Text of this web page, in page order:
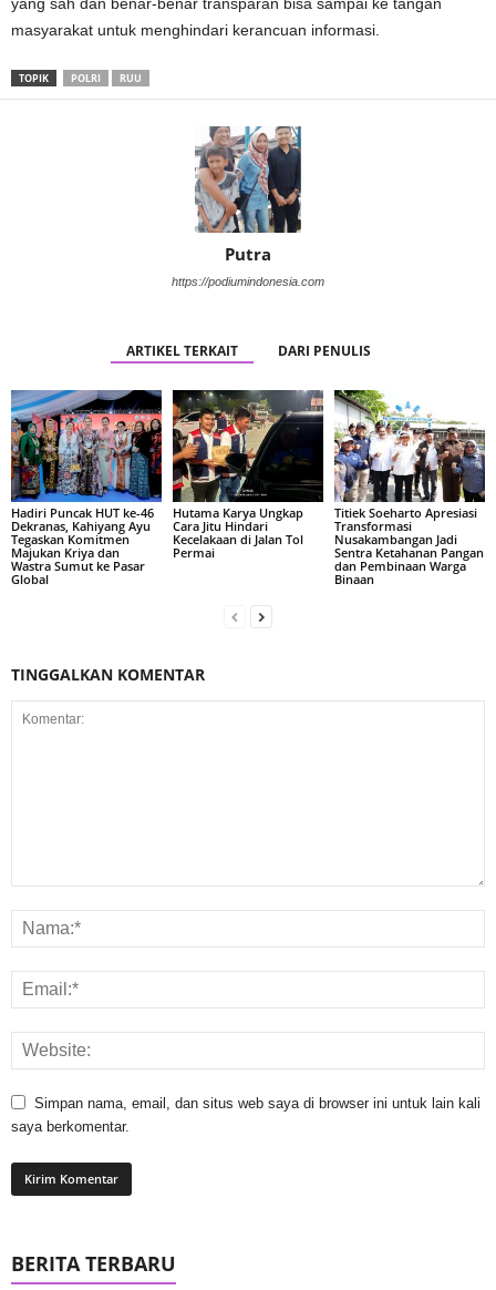
masyarakat untuk menghindari kerancuan informasi.
TOPIK POLRI RUU
Putra
https://podiumindonesia.com
ARTIKEL TERKAIT DARI PENULIS
Hadiri Puncak HUT ke-46
Dekranas, Kahiyang Ayu
Tegaskan Komitmen
Majukan Kriya dan
Wastra Sumut ke Pasar
Global
Hutama Karya Ungkap
Cara Jitu Hindari
Kecelakaan di Jalan Tol
Permai
Titiek Soeharto Apresiasi
Transformasi
Nusakambangan Jadi
Sentra Ketahanan Pangan
dan Pembinaan Warga
Binaan
TINGGALKAN KOMENTAR
Simpan nama, email, dan situs web saya di browser ini untuk lain kali
saya berkomentar.
BERITA TERBARU